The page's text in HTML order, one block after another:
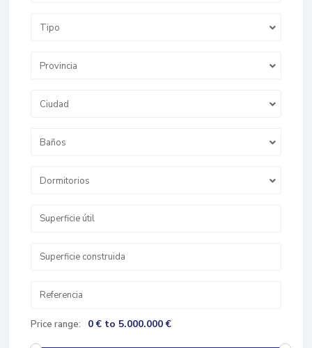
Tipo
Provincia
Ciudad
Baños
Dormitorios
Price range: 0 € to 5.000.000 €